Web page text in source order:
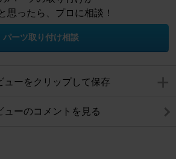
思ったら、プロに相談！
パーツ取り付け相談
ューをクリップして保存
ューのコメントを見る